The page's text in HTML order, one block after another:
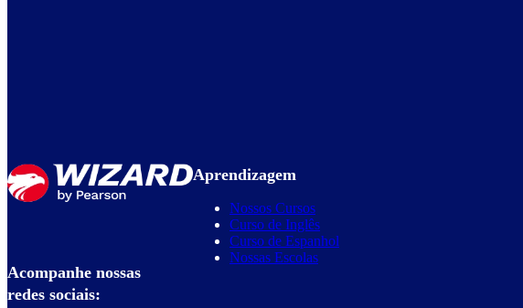
Acompanhe nossas
redes sociais:
Aprendizagem
Nossos Cursos
Curso de Inglês
Curso de Espanhol
Nossas Escolas